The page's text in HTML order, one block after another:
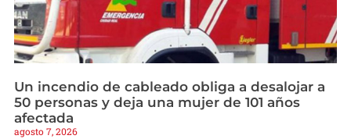
Un incendio de cableado obliga a desalojar a
50 personas y deja una mujer de 101 años
afectada
agosto 7, 2026